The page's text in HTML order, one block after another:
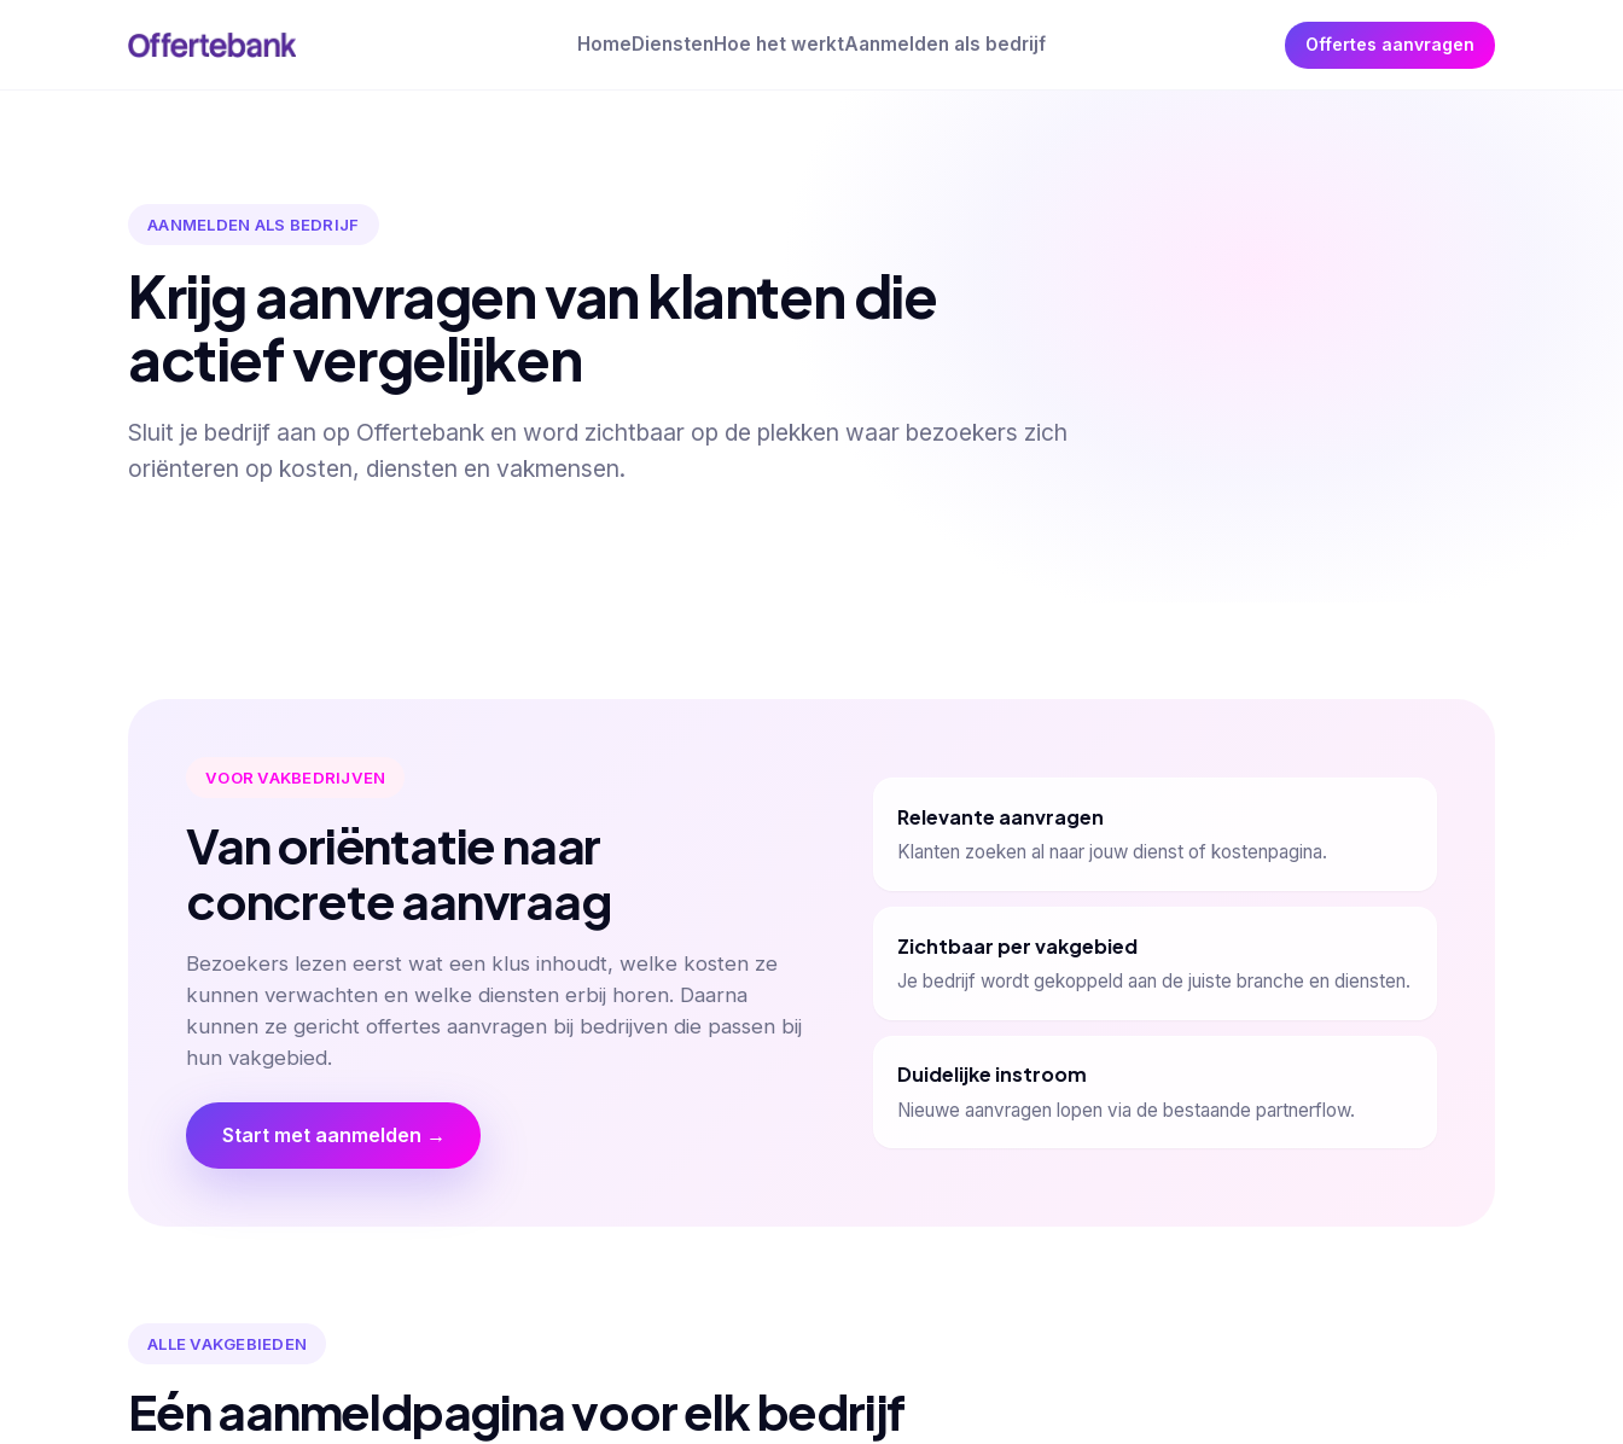
Home Diensten Hoe het werktAanmelden als bedrijf Offertes aanvragen
AANMELDEN ALS BEDRIJF
Krijg aanvragen van klanten die
actief vergelijken
Sluit je bedrijf aan op Offertebank en word zichtbaar op de plekken waar bezoekers zich
oriënteren op kosten, diensten en vakmensen.
VOOR VAKBEDRIJVEN
Van oriëntatie naar
concrete aanvraag
Bezoekers lezen eerst wat een klus inhoudt, welke kosten ze
kunnen verwachten en welke diensten erbij horen. Daarna
kunnen ze gericht offertes aanvragen bij bedrijven die passen bij
hun vakgebied.
Start met aanmelden →
Relevante aanvragen
Klanten zoeken al naar jouw dienst of kostenpagina.
Zichtbaar per vakgebied
Je bedrijf wordt gekoppeld aan de juiste branche en diensten.
Duidelijke instroom
Nieuwe aanvragen lopen via de bestaande partnerflow.
ALLE VAKGEBIEDEN
Eén aanmeldpagina voor elk bedrijf